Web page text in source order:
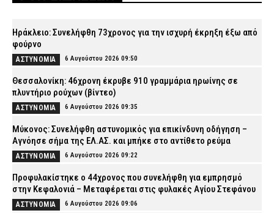
Ηράκλειο: Συνελήφθη 73χρονος για την ισχυρή έκρηξη έξω από
φούρνο
ΑΣΤΥΝΟΜΙΑ 6 Αυγούστου 2026 09:50
Θεσσαλονίκη: 46χρονη έκρυβε 910 γραμμάρια ηρωίνης σε
πλυντήριο ρούχων (βίντεο)
ΑΣΤΥΝΟΜΙΑ 6 Αυγούστου 2026 09:35
Μύκονος: Συνελήφθη αστυνομικός για επικίνδυνη οδήγηση –
Αγνόησε σήμα της ΕΛ.ΑΣ. και μπήκε στο αντίθετο ρεύμα
ΑΣΤΥΝΟΜΙΑ 6 Αυγούστου 2026 09:22
Προφυλακίστηκε ο 44χρονος που συνελήφθη για εμπρησμό
στην Κεφαλονιά – Μεταφέρεται στις φυλακές Αγίου Στεφάνου
ΑΣΤΥΝΟΜΙΑ 6 Αυγούστου 2026 09:06